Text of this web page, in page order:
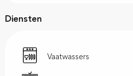
Diensten
Vaatwassers